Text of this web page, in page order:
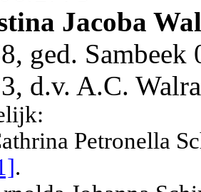
Jacoba
ged.
d.v. A.C.
Petronella
.